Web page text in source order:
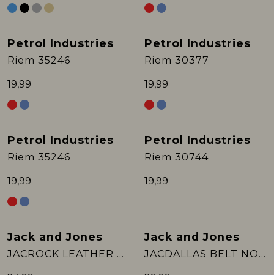
Petrol Industries
Riem 35246
19,99
Petrol Industries
Riem 30377
19,99
Petrol Industries
Riem 35246
19,99
Petrol Industries
Riem 30744
19,99
Jack and Jones
JACROCK LEATHER BELT NOOS
Jack and Jones
JACDALLAS BELT NOOS